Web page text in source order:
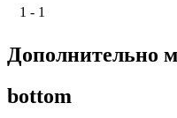
1 - 1
Дополнительно
bottom